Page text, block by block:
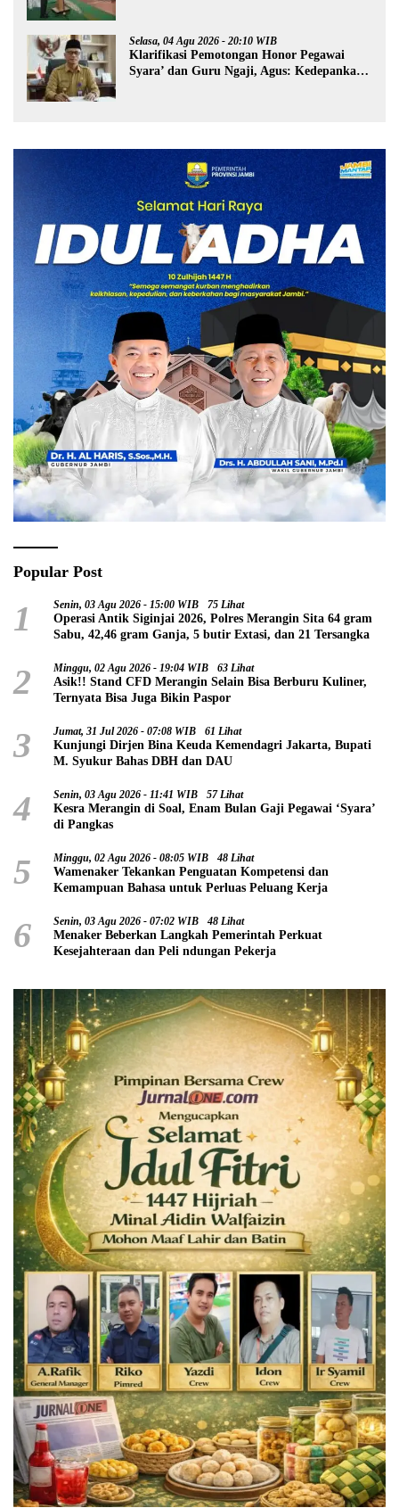
Selasa, 04 Agu 2026 - 20:10 WIB
Klarifikasi Pemotongan Honor Pegawai
Syara’ dan Guru Ngaji, Agus: Kedepankan
Popular Post
1 Senin, 03 Agu 2026 - 15:00 WIB 75 Lihat
Operasi Antik Siginjai 2026, Polres Merangin Sita 64 gram
Sabu, 42,46 gram Ganja, 5 butir Extasi, dan 21 Tersangka
2 Minggu, 02 Agu 2026 - 19:04 WIB 63 Lihat
Asik!! Stand CFD Merangin Selain Bisa Berburu Kuliner,
Ternyata Bisa Juga Bikin Paspor
3 Jumat, 31 Jul 2026 - 07:08 WIB 61 Lihat
Kunjungi Dirjen Bina Keuda Kemendagri Jakarta, Bupati
M. Syukur Bahas DBH dan DAU
4 Senin, 03 Agu 2026 - 11:41 WIB 57 Lihat
Kesra Merangin di Soal, Enam Bulan Gaji Pegawai ‘Syara’
di Pangkas
5 Minggu, 02 Agu 2026 - 08:05 WIB 48 Lihat
Wamenaker Tekankan Penguatan Kompetensi dan
Kemampuan Bahasa untuk Perluas Peluang Kerja
6 Senin, 03 Agu 2026 - 07:02 WIB 48 Lihat
Menaker Beberkan Langkah Pemerintah Perkuat
Kesejahteraan dan Peli ndungan Pekerja